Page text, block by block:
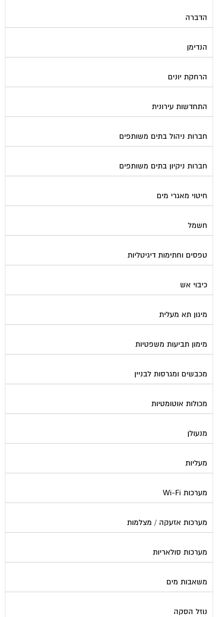
הדברה
הנדימן
הרחקת יונים
התחדשות עירונית
חברות ניהול בתים משותפים
חברות ניקיון בתים משותפים
חיטוי מאגרי מים
חשמל
טפסים וחתימות דיגיטליות
כיבוי אש
מיגון תא מעלית
מימון תביעות משפטיות
מכבשים ומגרסות לבניין
מכולות אוטומטיות
מנעולן
מעליות
מערכות Wi-Fi
מערכות אזעקה / מצלמות
מערכות סולאריות
משאבות מים
נוזל הסקה